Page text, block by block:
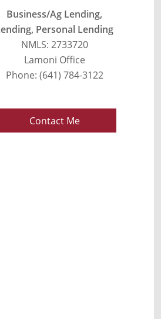
Business/Ag Lending,
Personal Lending
NMLS: 2733720
Lamoni Office
Phone: (641) 784-3122
Contact Me